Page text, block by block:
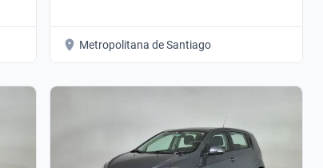
Metropolitana de Santiago